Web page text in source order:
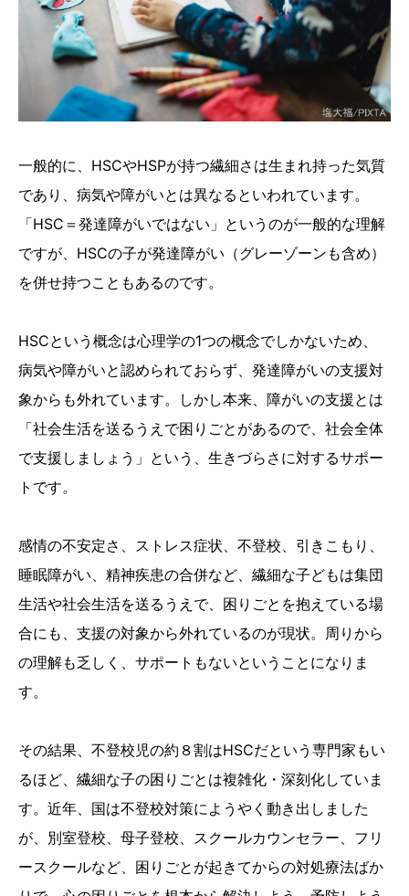
一般的に、HSCやHSPが持つ繊細さは生まれ持った気質
であり、病気や障がいとは異なるといわれています。
「HSC＝発達障がいではない」というのが一般的な理解
ですが、HSCの子が発達障がい（グレーゾーンも含め）
を併せ持つこともあるのです。
HSCという概念は心理学の1つの概念でしかないため、
病気や障がいと認められておらず、発達障がいの支援対
象からも外れています。しかし本来、障がいの支援とは
「社会生活を送るうえで困りごとがあるので、社会全体
で支援しましょう」という、生きづらさに対するサポー
トです。
感情の不安定さ、ストレス症状、不登校、引きこもり、
睡眠障がい、精神疾患の合併など、繊細な子どもは集団
生活や社会生活を送るうえで、困りごとを抱えている場
合にも、支援の対象から外れているのが現状。周りから
の理解も乏しく、サポートもないということになりま
す。
その結果、不登校児の約８割はHSCだという専門家もい
るほど、繊細な子の困りごとは複雑化・深刻化していま
す。近年、国は不登校対策にようやく動き出しました
が、別室登校、母子登校、スクールカウンセラー、フリ
ースクールなど、困りごとが起きてからの対処療法ばか